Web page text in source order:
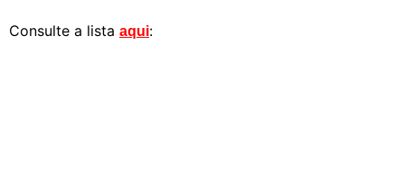
Consulte a lista aqui: